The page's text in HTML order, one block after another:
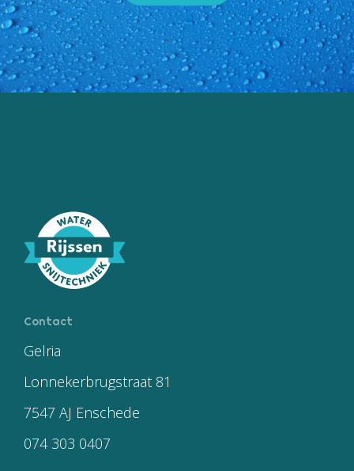
Contact
Gelria
Lonnekerbrugstraat 81
7547 AJ Enschede
074 303 0407